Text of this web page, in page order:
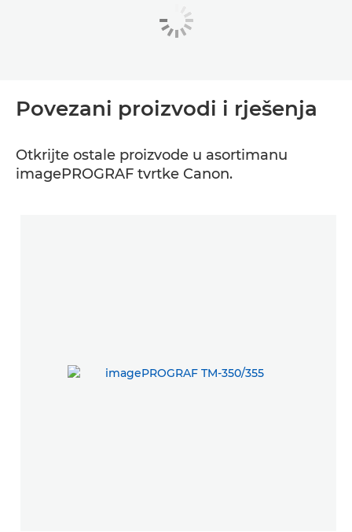
Povezani proizvodi i rješenja
Otkrijte ostale proizvode u asortimanu
imagePROGRAF tvrtke Canon.